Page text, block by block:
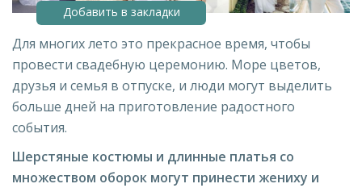
Добавить в закладки
Для многих лето это прекрасное время, чтобы
провести свадебную церемонию. Море цветов,
друзья и семья в отпуске, и люди могут выделить
больше дней на приготовление радостного
события.
Шерстяные костюмы и длинные платья со
множеством оборок могут принести жениху и